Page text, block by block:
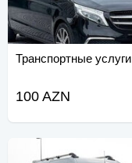
Транспортные услуги
100 AZN